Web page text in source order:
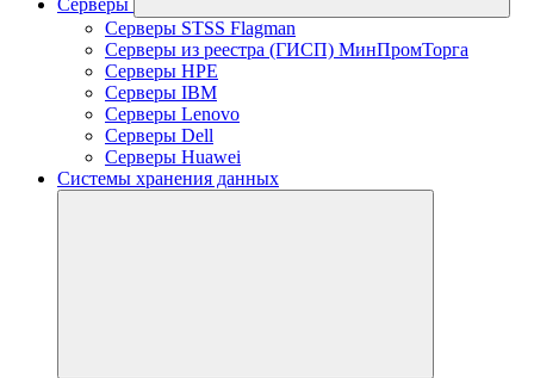
Серверы
Серверы STSS Flagman
Серверы из реестра (ГИСП) МинПромТорга
Серверы HPE
Серверы IBM
Серверы Lenovo
Серверы Dell
Серверы Huawei
Системы хранения данных